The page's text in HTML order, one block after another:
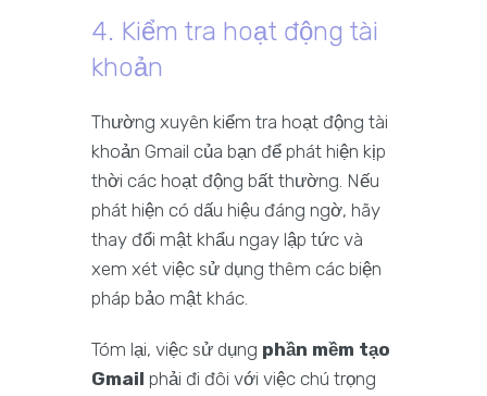
4. Kiểm tra hoạt động tài
khoản
Thường xuyên kiểm tra hoạt động tài
khoản Gmail của bạn để phát hiện kịp
thời các hoạt động bất thường. Nếu
phát hiện có dấu hiệu đáng ngờ, hãy
thay đổi mật khẩu ngay lập tức và
xem xét việc sử dụng thêm các biện
pháp bảo mật khác.
Tóm lại, việc sử dụng phần mềm tạo
Gmail phải đi đôi với việc chú trọng